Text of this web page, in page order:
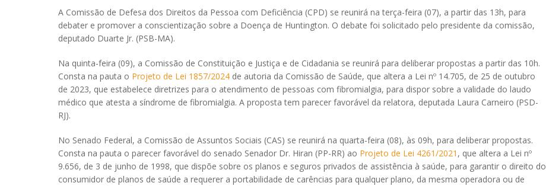
A Comissão de Defesa dos Direitos da Pessoa com Deficiência (CPD) se reunirá na terça-feira (07), a partir das 13h, para
debater e promover a conscientização sobre a Doença de Huntington. O debate foi solicitado pelo presidente da comissão,
deputado Duarte Jr. (PSB-MA).
Na quinta-feira (09), a Comissão de Constituição e Justiça e de Cidadania se reunirá para deliberar propostas a partir das 10h.
Consta na pauta o Projeto de Lei 1857/2024de autoria da Comissão de Saúde, que altera a Lei nº 14.705, de 25 de outubro
de 2023, que estabelece diretrizes para o atendimento de pessoas com fibromialgia, para dispor sobre a validade do laudo
médico que atesta a síndrome de fibromialgia. A proposta tem parecer favorável da relatora, deputada Laura Carneiro (PSD-
RJ).
No Senado Federal, a Comissão de Assuntos Sociais (CAS) se reunirá na quarta-feira (08), às 09h, para deliberar propostas.
Consta na pauta o parecer favorável do senado Senador Dr. Hiran (PP-RR) ao Projeto de Lei 4261/2021 , que altera a Lei nº
9.656, de 3 de junho de 1998, que dispõe sobre os planos e seguros privados de assistência à saúde, para garantir o direito do
consumidor de planos de saúde a requerer a portabilidade de carências para qualquer plano, da mesma operadora ou de